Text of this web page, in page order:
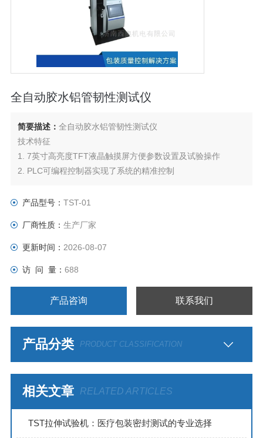
全自动胶水铝管韧性测试仪
简要描述： 全自动胶水铝管韧性测试仪
技术特征
1. 7英寸高亮度TFT液晶触摸屏方便参数设置及试验操作
2. PLC可编程控制器实现了系统的精准控制
4. 多个试验项目，抗拉，拉伸等
6. 限位保护及自动保护功能保证了操作及运行安全。
7. 微型打印机
产品型号： TST-01
厂商性质： 生产厂家
更新时间： 2026-08-07
访 问 量： 688
产品咨询 联系我们
产品分类 PRODUCT CLASSIFICATION
相关文章 RELATED ARTICLES
TST拉伸试验机：医疗包装密封测试的专业选择